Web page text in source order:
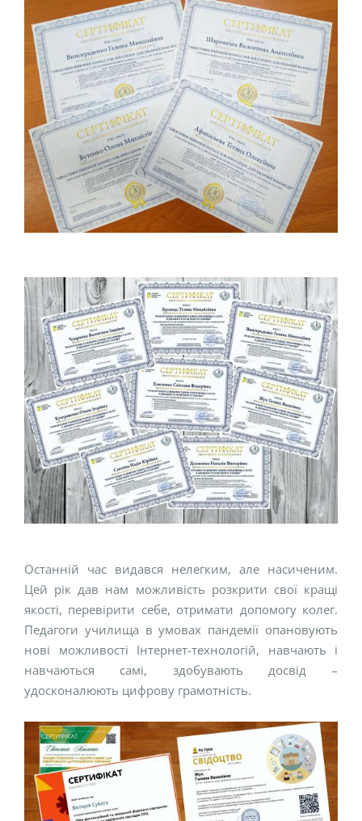
Останній час видався нелегким, але насиченим.
Цей рік дав нам можливість розкрити свої кращі
якості, перевірити себе, отримати допомогу колег.
Педагоги училища в умовах пандемії опановують
нові можливості Інтернет-технологій, навчають і
навчаються самі, здобувають досвід –
удосконалюють цифрову грамотність.